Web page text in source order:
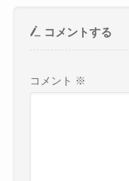
コメントする
コメント ※